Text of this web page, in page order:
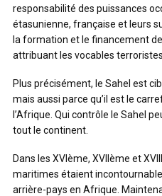
responsabilité des puissances
étasunienne, française et leurs
la formation et le financement
attribuant les vocables
Plus précisément, le Sahel est
mais aussi parce qu’il est le
l’Afrique. Qui contrôle le Sahel
tout le continent.
Dans les XVIème, XVIIème et
maritimes étaient
arrière-pays en Afrique.